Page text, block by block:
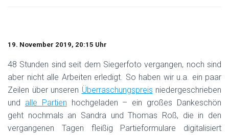
19. November 2019, 20:15 Uhr
48 Stunden sind seit dem Siegerfoto vergangen, noch sind
aber nicht alle Arbeiten erledigt. So haben wir u.a. ein paar
Zeilen über unseren Überraschungspreis niedergeschrieben
und alle Partien hochgeladen – ein großes Dankeschön
geht nochmals an Sandra und Thomas Roß, die in den
vergangenen Tagen fleißig Partieformulare digitalisiert